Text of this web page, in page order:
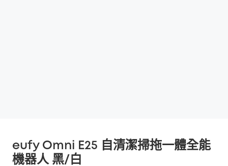
eufy Omni E25 自清潔掃拖一體全能
機器人 黑/白